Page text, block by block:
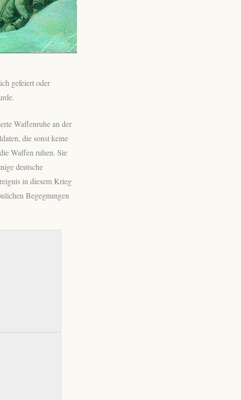
gefeiert oder
Waffenruhe an der
die sonst keine
Waffen ruhen. Sie
deutsche
in diesem Krieg
Begegnungen